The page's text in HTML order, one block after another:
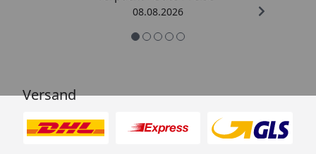
08.08.2026
Versand